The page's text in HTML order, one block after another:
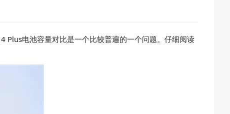
Plus电池容量对比是一个比较普遍的一个问题。仔细阅读